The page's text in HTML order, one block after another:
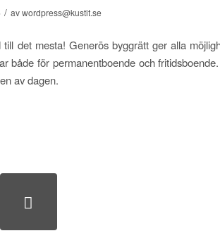
/ avwordpress@kustit.se
det mesta! Generös byggrätt ger alla
både för permanentboende och
av dagen.